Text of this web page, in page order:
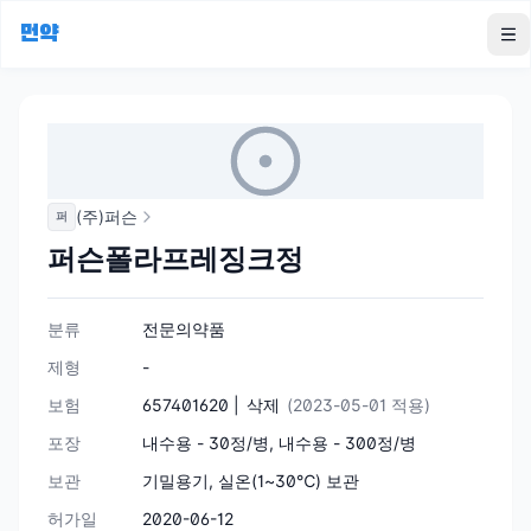
먼약
퍼 (주)퍼슨
퍼슨폴라프레징크정
분류
전문의약품
제형
-
보험
657401620 | 삭제 (2023-05-01 적용)
포장
내수용 - 30정/병, 내수용 - 300정/병
보관
기밀용기, 실온(1~30℃) 보관
허가일
2020-06-12